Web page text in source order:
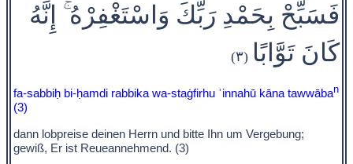
فَسَبِّحْ بِحَمْدِ رَبِّكَ وَاسْتَغْفِرْهُ ۚ إِنَّهُ
كَانَ تَوَّابًا (٣)
fa-sabbiḥ bi-ḥamdi rabbika wa-staġfirhu ʾinnahū kāna tawwāban
(3)
dann lobpreise deinen Herrn und bitte Ihn um Vergebung;
gewiß, Er ist Reueannehmend. (3)